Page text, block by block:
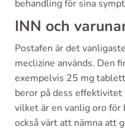
behandling för sina
INN och
Postafen är det
meclizine används. Den
exempelvis 25 mg
beror på dess effektivitet
vilket är en vanlig oro för
också värt att nämna att